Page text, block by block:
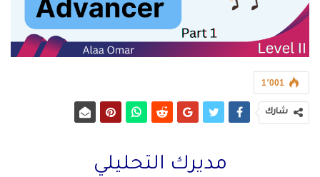
1٬001
شارك
مديرك التحليلي